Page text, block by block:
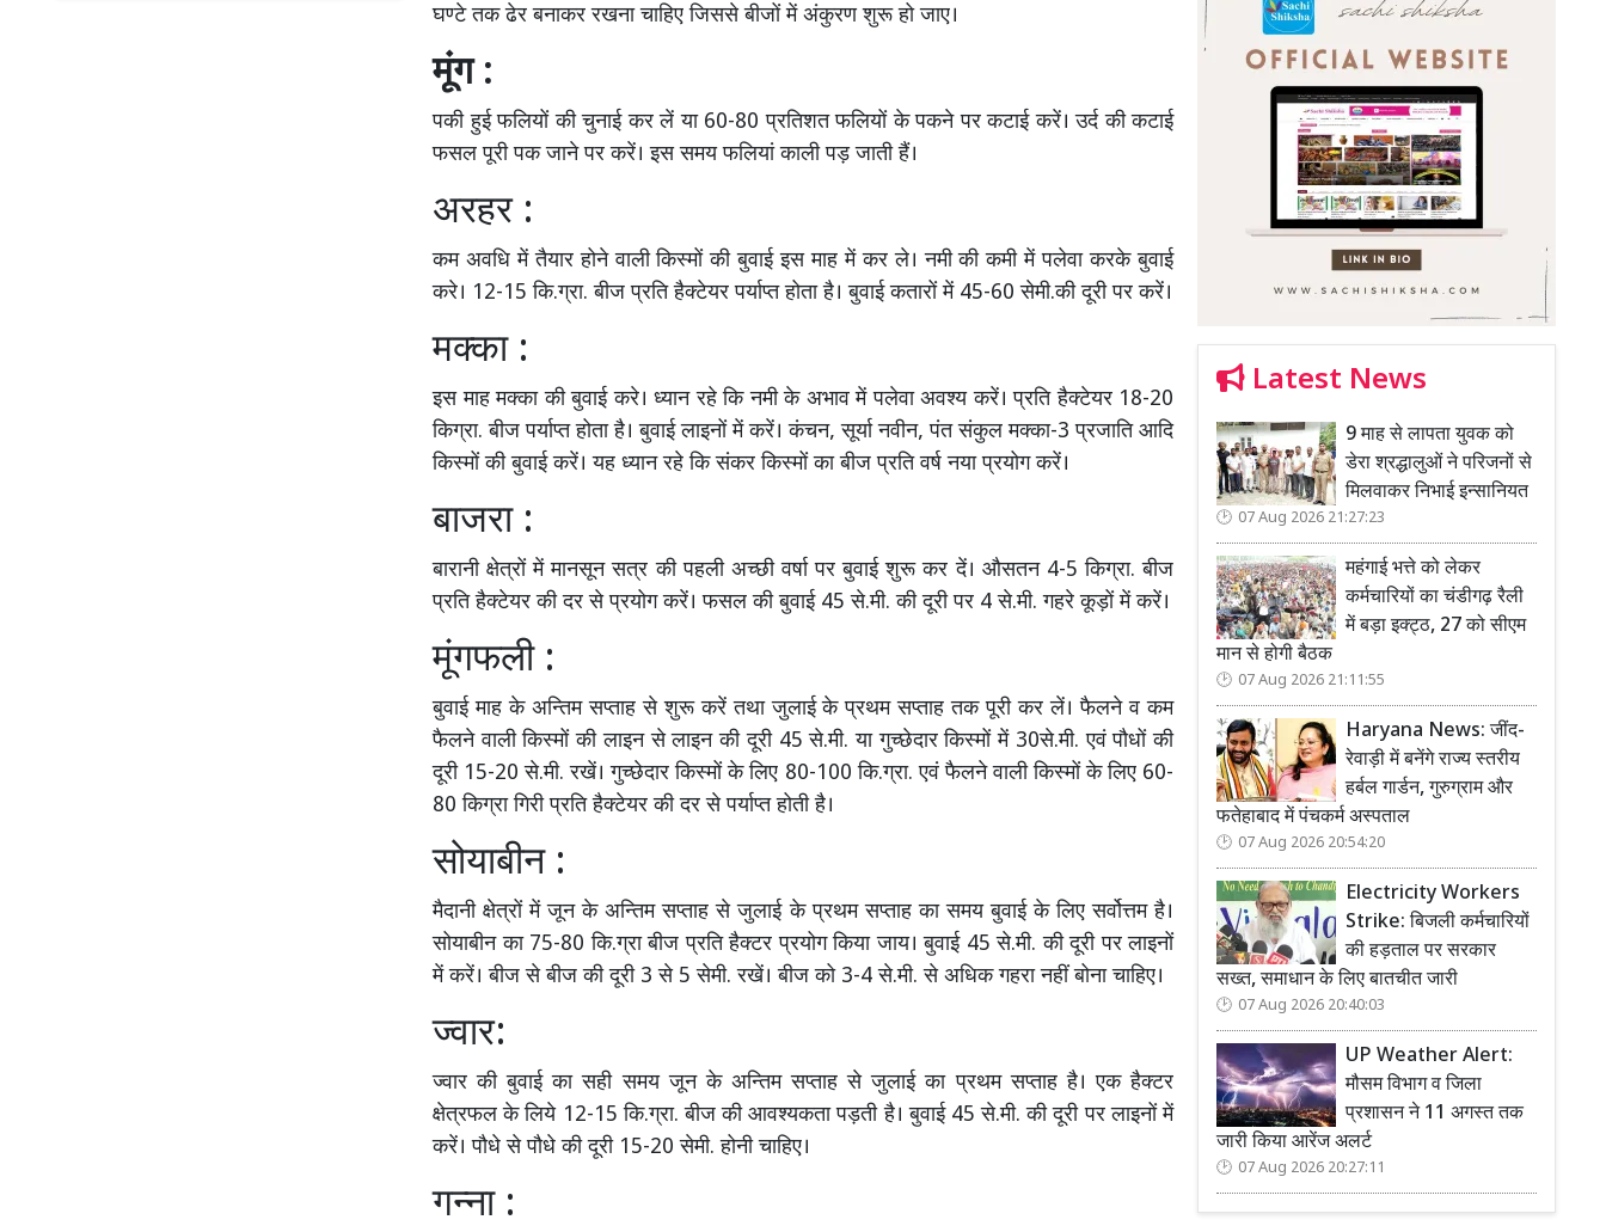
घण्टे तक ढेर बनाकर रखना चाहिए जिससे बीजों में अंकुरण शुरू हो जाए।
मूंग :
पकी हुई फलियों की चुनाई कर लें या 60-80 प्रतिशत फलियों के पकने पर कटाई करें। उर्द की कटाई
फसल पूरी पक जाने पर करें। इस समय फलियां काली पड़ जाती हैं।
अरहर :
कम अवधि में तैयार होने वाली किस्मों की बुवाई इस माह में कर ले। नमी की कमी में पलेवा करके बुवाई
करे। 12-15 कि.ग्रा. बीज प्रति हैक्टेयर पर्याप्त होता है। बुवाई कतारों में 45-60 सेमी.की दूरी पर करें।
मक्का :
इस माह मक्का की बुवाई करे। ध्यान रहे कि नमी के अभाव में पलेवा अवश्य करें। प्रति हैक्टेयर 18-20
किग्रा. बीज पर्याप्त होता है। बुवाई लाइनों में करें। कंचन, सूर्या नवीन, पंत संकुल मक्का-3 प्रजाति आदि
किस्मों की बुवाई करें। यह ध्यान रहे कि संकर किस्मों का बीज प्रति वर्ष नया प्रयोग करें।
बाजरा :
बारानी क्षेत्रों में मानसून सत्र की पहली अच्छी वर्षा पर बुवाई शुरू कर दें। औसतन 4-5 किग्रा. बीज
प्रति हैक्टेयर की दर से प्रयोग करें। फसल की बुवाई 45 से.मी. की दूरी पर 4 से.मी. गहरे कूड़ों में करें।
मूंगफली :
बुवाई माह के अन्तिम सप्ताह से शुरू करें तथा जुलाई के प्रथम सप्ताह तक पूरी कर लें। फैलने व कम
फैलने वाली किस्मों की लाइन से लाइन की दूरी 45 से.मी. या गुच्छेदार किस्मों में 30से.मी. एवं पौधों की
दूरी 15-20 से.मी. रखें। गुच्छेदार किस्मों के लिए 80-100 कि.ग्रा. एवं फैलने वाली किस्मों के लिए 60-
80 किग्रा गिरी प्रति हैक्टेयर की दर से पर्याप्त होती है।
सोयाबीन :
मैदानी क्षेत्रों में जून के अन्तिम सप्ताह से जुलाई के प्रथम सप्ताह का समय बुवाई के लिए सर्वोत्तम है।
सोयाबीन का 75-80 कि.ग्रा बीज प्रति हैक्टर प्रयोग किया जाय। बुवाई 45 से.मी. की दूरी पर लाइनों
में करें। बीज से बीज की दूरी 3 से 5 सेमी. रखें। बीज को 3-4 से.मी. से अधिक गहरा नहीं बोना चाहिए।
ज्वार:
ज्वार की बुवाई का सही समय जून के अन्तिम सप्ताह से जुलाई का प्रथम सप्ताह है। एक हैक्टर
क्षेत्रफल के लिये 12-15 कि.ग्रा. बीज की आवश्यकता पड़ती है। बुवाई 45 से.मी. की दूरी पर लाइनों में
करें। पौधे से पौधे की दूरी 15-20 सेमी. होनी चाहिए।
गन्ना :
Latest News
9 माह से लापता युवक को
डेरा श्रद्धालुओं ने परिजनों से
मिलवाकर निभाई इन्सानियत
07 Aug 2026 21:27:23
महंगाई भत्ते को लेकर
कर्मचारियों का चंडीगढ़ रैली
में बड़ा इक्ट्ठ, 27 को सीएम
मान से होगी बैठक
07 Aug 2026 21:11:55
Haryana News: जींद-
रेवाड़ी में बनेंगे राज्य स्तरीय
हर्बल गार्डन, गुरुग्राम और
फतेहाबाद में पंचकर्म अस्पताल
07 Aug 2026 20:54:20
Electricity Workers
Strike: बिजली कर्मचारियों
की हड़ताल पर सरकार
सख्त, समाधान के लिए बातचीत जारी
07 Aug 2026 20:40:03
UP Weather Alert:
मौसम विभाग व जिला
प्रशासन ने 11 अगस्त तक
जारी किया आरेंज अलर्ट
07 Aug 2026 20:27:11